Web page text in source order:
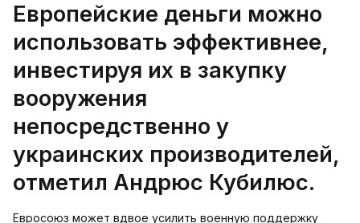
Европейские деньги можно
использовать эффективнее,
инвестируя их в закупку
вооружения
непосредственно у
украинских производителей,
отметил Андрюс Кубилюс.
Евросоюз может вдвое усилить военную поддержку